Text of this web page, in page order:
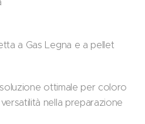
a Gas Legna e a pellet
ottimale per coloro
nella preparazione